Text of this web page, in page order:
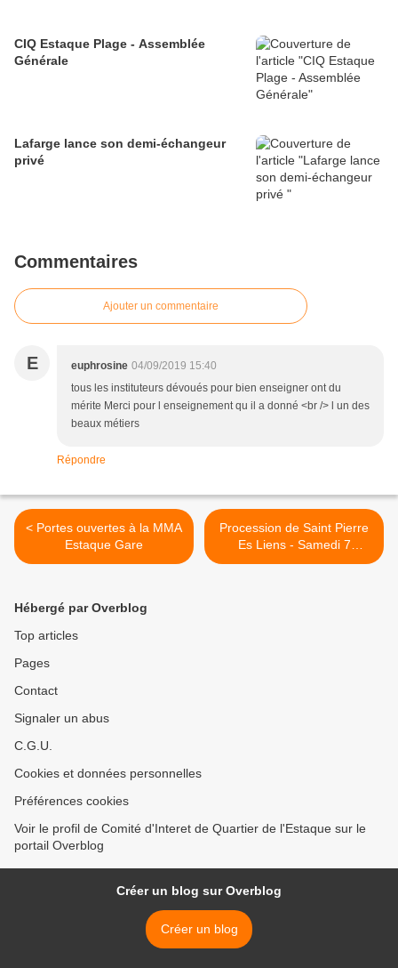
CIQ Estaque Plage - Assemblée
Générale
Lafarge lance son demi-échangeur
privé
Commentaires
Ajouter un commentaire
E euphrosine 04/09/2019 15:40
tous les instituteurs dévoués pour bien enseigner ont du
mérite Merci pour l enseignement qu il a donné <br /> l un des
beaux métiers
Répondre
< Portes ouvertes à la MMA
Estaque Gare
Procession de Saint Pierre
Es Liens - Samedi 7
Septembre >
Hébergé par Overblog
Top articles
Pages
Contact
Signaler un abus
C.G.U.
Cookies et données personnelles
Préférences cookies
Voir le profil de Comité d'Interet de Quartier de l'Estaque sur le
portail Overblog
Créer un blog sur Overblog
Créer un blog